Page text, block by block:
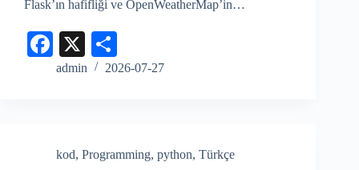
Flask’ın hafifliği ve OpenWeatherMap’in…
Fa
ce
X
ha
admin 2026-07-27
kod, Programming, python, Türkçe